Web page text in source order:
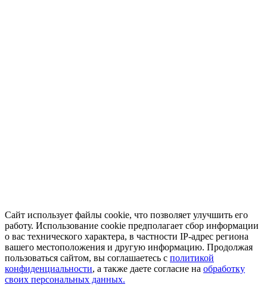
Сайт использует файлы cookie, что позволяет улучшить его
работу. Использование cookie предполагает сбор информации
о вас технического характера, в частности IP-адрес региона
вашего местоположения и другую информацию. Продолжая
пользоваться сайтом, вы соглашаетесь с политикой
конфиденциальности, а также даете согласие на обработку
своих персональных данных.